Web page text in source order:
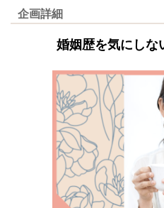
企画詳細
婚姻歴を気にしな